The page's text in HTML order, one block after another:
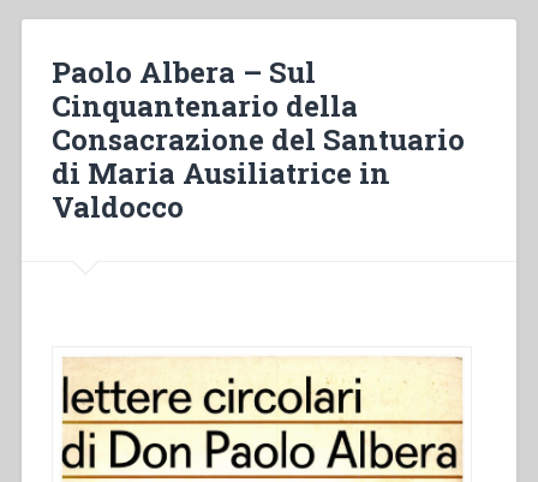
titolo
«
Auxilium
Christianorum
»”
Paolo Albera – Sul
Cinquantenario della
Consacrazione del Santuario
di Maria Ausiliatrice in
Valdocco